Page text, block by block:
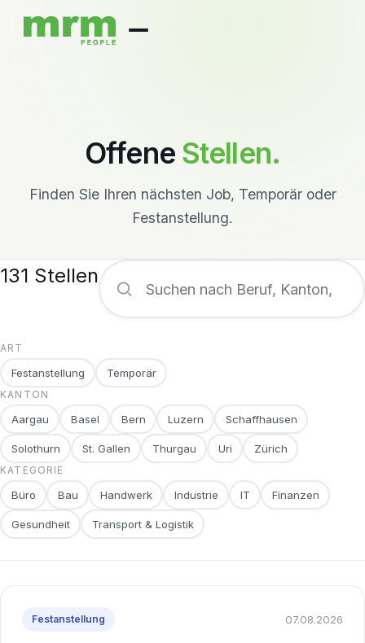
Offene Stellen.
Finden Sie Ihren nächsten Job, Temporär oder
Festanstellung.
131 Stellen
ART
Festanstellung Temporär
KANTON
Aargau Basel Bern Luzern Schaffhausen
Solothurn St. Gallen Thurgau Uri Zürich
KATEGORIE
Büro Bau Handwerk Industrie IT Finanzen
Gesundheit Transport & Logistik
Festanstellung 07.08.2026